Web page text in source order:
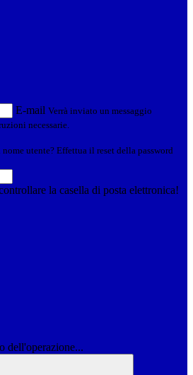
E-mail Verrà inviato un messaggio
necessarie.
utente? Effettua il reset della password
la casella di posta elettronica!
dell'operazione...